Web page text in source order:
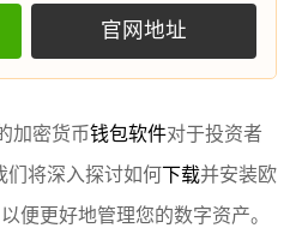
官网地址
加密货币钱包软件对于投资者
们将深入探讨如何下载并安装欧
便更好地管理您的数字资产。